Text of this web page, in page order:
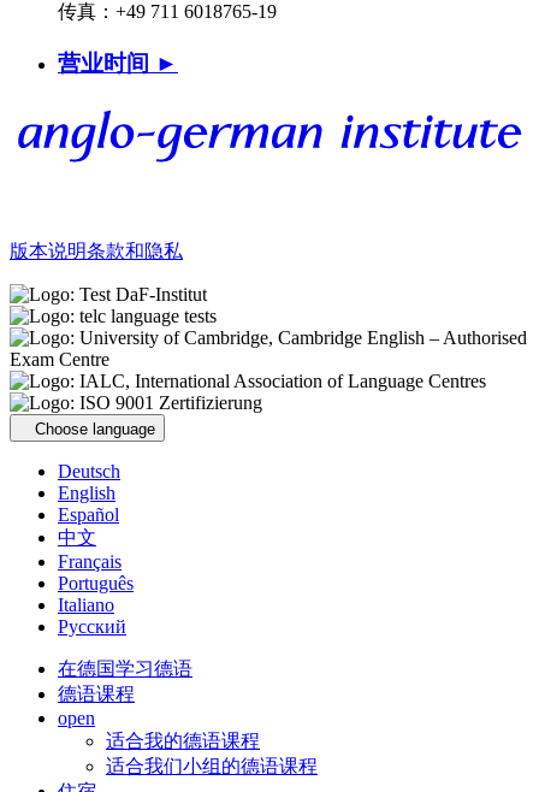
传真：+49 711 6018765-19
营业时间 ►
版本说明条款和隐私
Choose language
Deutsch
English
Español
中文
Français
Português
Italiano
Русский
在德国学习德语
德语课程
open
适合我的德语课程
适合我们小组的德语课程